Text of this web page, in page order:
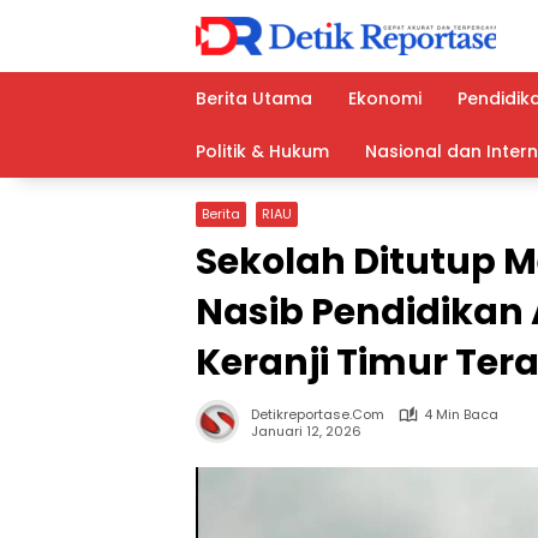
Berita Utama
Ekonomi
Politik & Hukum Nasional dan
Berita RIAU
Sekolah Ditutup
Nasib
Keranji Timur
Detikreportase.com
4 Min Baca
Januari 12, 2026